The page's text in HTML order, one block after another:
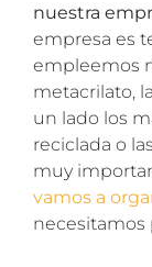
nuestra
empresa es
empleemos
metacrilato,
un lado los
reciclada o
muy
vamos a
necesitamos